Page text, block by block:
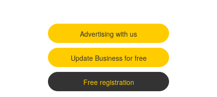
Advertising with us
Update Business for free
Free registration